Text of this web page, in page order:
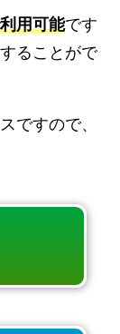
用可能です
ることがで
ですので、